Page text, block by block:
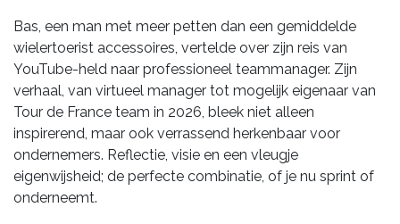
Bas, een man met meer petten dan een gemiddelde
wielertoerist accessoires, vertelde over zijn reis van
YouTube-held naar professioneel teammanager. Zijn
verhaal, van virtueel manager tot mogelijk eigenaar van
Tour de France team in 2026, bleek niet alleen
inspirerend, maar ook verrassend herkenbaar voor
ondernemers. Reflectie, visie en een vleugje
eigenwijsheid; de perfecte combinatie, of je nu sprint of
onderneemt.